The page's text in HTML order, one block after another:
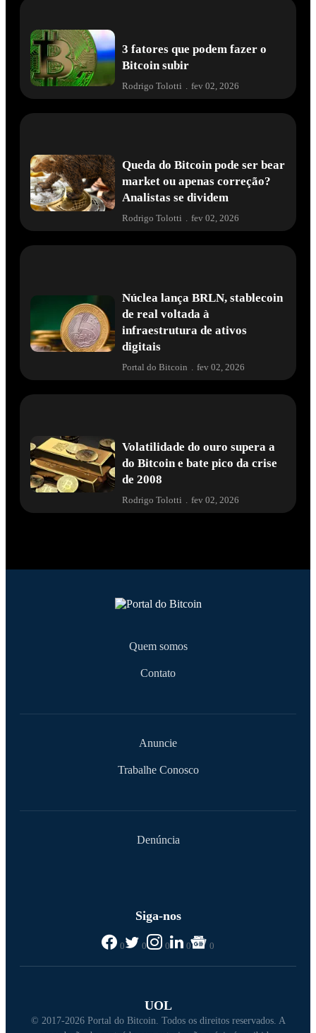
3 fatores que podem fazer o
Bitcoin subir
Rodrigo Tolotti fev 02, 2026
Queda do Bitcoin pode ser bear
market ou apenas correção?
Analistas se dividem
Rodrigo Tolotti . fev 02, 2026
Núclea lança BRLN, stablecoin
de real voltada à
infraestrutura de ativos
digitais
Portal do Bitcoin . fev 02, 2026
Volatilidade do ouro supera a
do Bitcoin e bate pico da crise
de 2008
Rodrigo Tolotti fev 02, 2026
Quem somos
Contato
Anuncie
Trabalhe Conosco
Denúncia
Siga-nos
0 0 0 0 0
UOL
© 2017-2026 Portal do Bitcoin. Todos os direitos reservados. A